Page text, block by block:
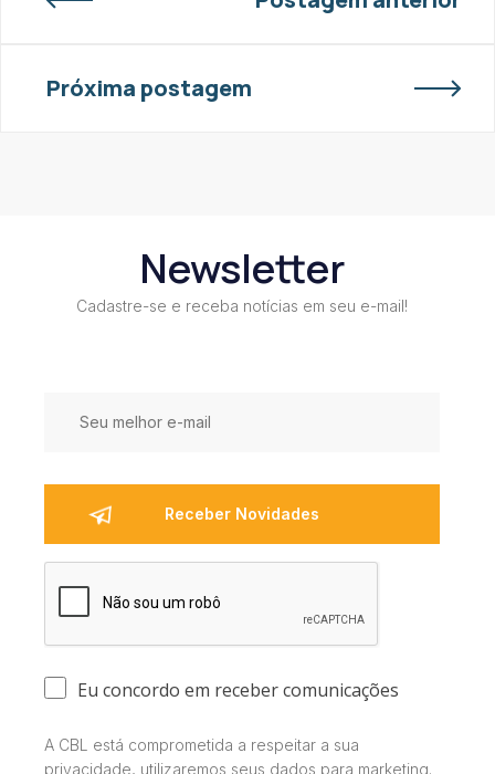
Próxima postagem
Newsletter
Cadastre-se e receba notícias em seu e-mail!
Eu concordo em receber comunicações
A CBL está comprometida a respeitar a sua
privacidade, utilizaremos seus dados para marketing.